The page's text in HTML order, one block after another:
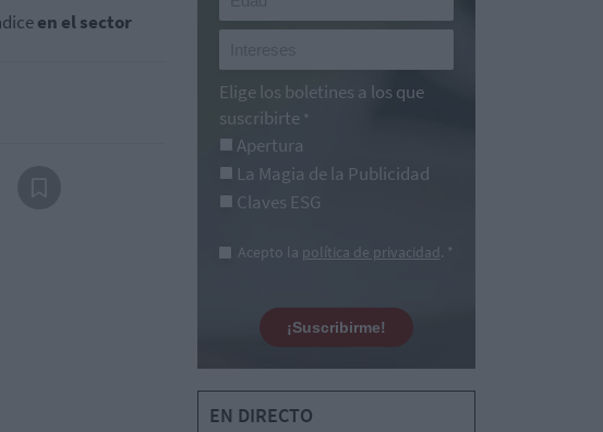
en el sector
Elige los boletines a los que
suscribirte *
Apertura
La Magia de la Publicidad
Claves ESG
Acepto la política de privacidad. *
¡Suscribirme!
EN DIRECTO